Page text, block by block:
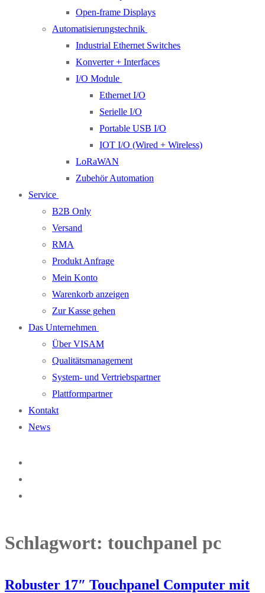
Open-frame Displays
Automatisierungstechnik
Industrial Ethernet Switches
Konverter + Interfaces
I/O Module
Ethernet I/O
Serielle I/O
Portable USB I/O
IOT I/O (Wired + Wireless)
LoRaWAN
Zubehör Automation
Service
B2B Only
Versand
RMA
Produkt Anfrage
Mein Konto
Warenkorb anzeigen
Zur Kasse gehen
Das Unternehmen
Über VISAM
Qualitätsmanagement
System- und Vertriebspartner
Plattformpartner
Kontakt
News
Schlagwort: touchpanel pc
Robuster 17″ Touchpanel Computer mit